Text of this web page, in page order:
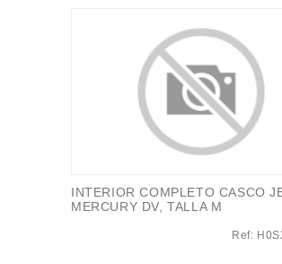
INTERIOR COMPLETO CASCO
MERCURY DV, TALLA M
Ref: